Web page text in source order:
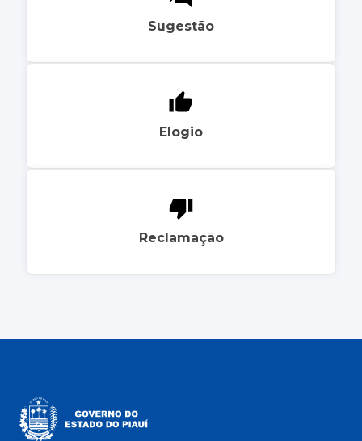
Sugestão
Elogio
Reclamação